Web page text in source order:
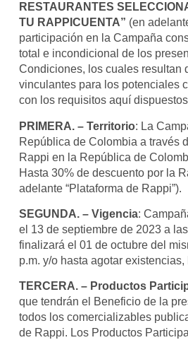
RESTAURANTES
TU RAPPICUENTA” (en
participación en la Campaña
total e incondicional de los
Condiciones, los cuales resultan
vinculantes para los potenciales
con los requisitos aquí
PRIMERA. – Territorio: La
República de Colombia a través
Rappi en la República de
Hasta 30% de descuento por la
adelante “Plataforma de Rappi”).
SEGUNDA. – Vigencia:
el 13 de septiembre de 2023 a
finalizará el 01 de octubre del
p.m. y/o hasta agotar
TERCERA. – Productos
que tendrán el Beneficio de la
todos los comercializables
de Rappi. Los Productos